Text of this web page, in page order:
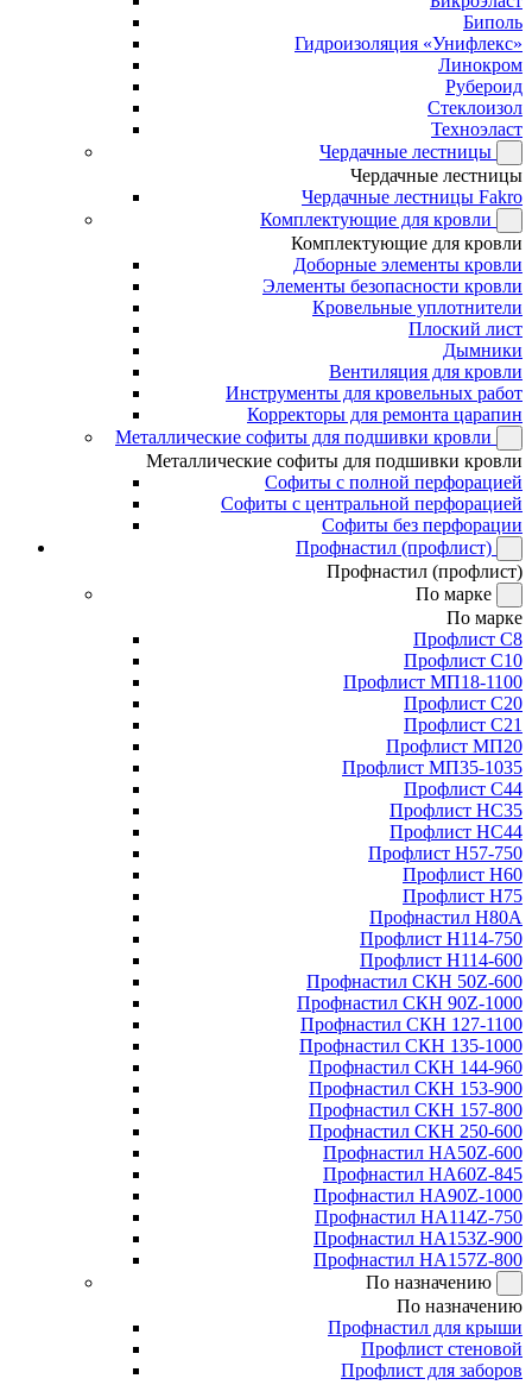
Биполь
Гидроизоляция «Унифлекс»
Линокром
Рубероид
Стеклоизол
Техноэласт
Чердачные лестницы
Чердачные лестницы
Чердачные лестницы Fakro
Комплектующие для кровли
Комплектующие для кровли
Доборные элементы кровли
Элементы безопасности кровли
Кровельные уплотнители
Плоский лист
Дымники
Вентиляция для кровли
Инструменты для кровельных работ
Корректоры для ремонта царапин
Металлические софиты для подшивки кровли
Металлические софиты для подшивки кровли
Софиты с полной перфорацией
Софиты с центральной перфорацией
Софиты без перфорации
Профнастил (профлист)
Профнастил (профлист)
По марке
По марке
Профлист С8
Профлист С10
Профлист МП18-1100
Профлист С20
Профлист С21
Профлист МП20
Профлист МП35-1035
Профлист С44
Профлист НС35
Профлист НС44
Профлист Н57-750
Профлист Н60
Профлист Н75
Профнастил Н80А
Профлист Н114-750
Профлист Н114-600
Профнастил СКН 50Z-600
Профнастил СКН 90Z-1000
Профнастил СКН 127-1100
Профнастил СКН 135-1000
Профнастил СКН 144-960
Профнастил СКН 153-900
Профнастил СКН 157-800
Профнастил СКН 250-600
Профнастил НА50Z-600
Профнастил НА60Z-845
Профнастил НА90Z-1000
Профнастил НА114Z-750
Профнастил НА153Z-900
Профнастил НА157Z-800
По назначению
По назначению
Профнастил для крыши
Профлист стеновой
Профлист для заборов